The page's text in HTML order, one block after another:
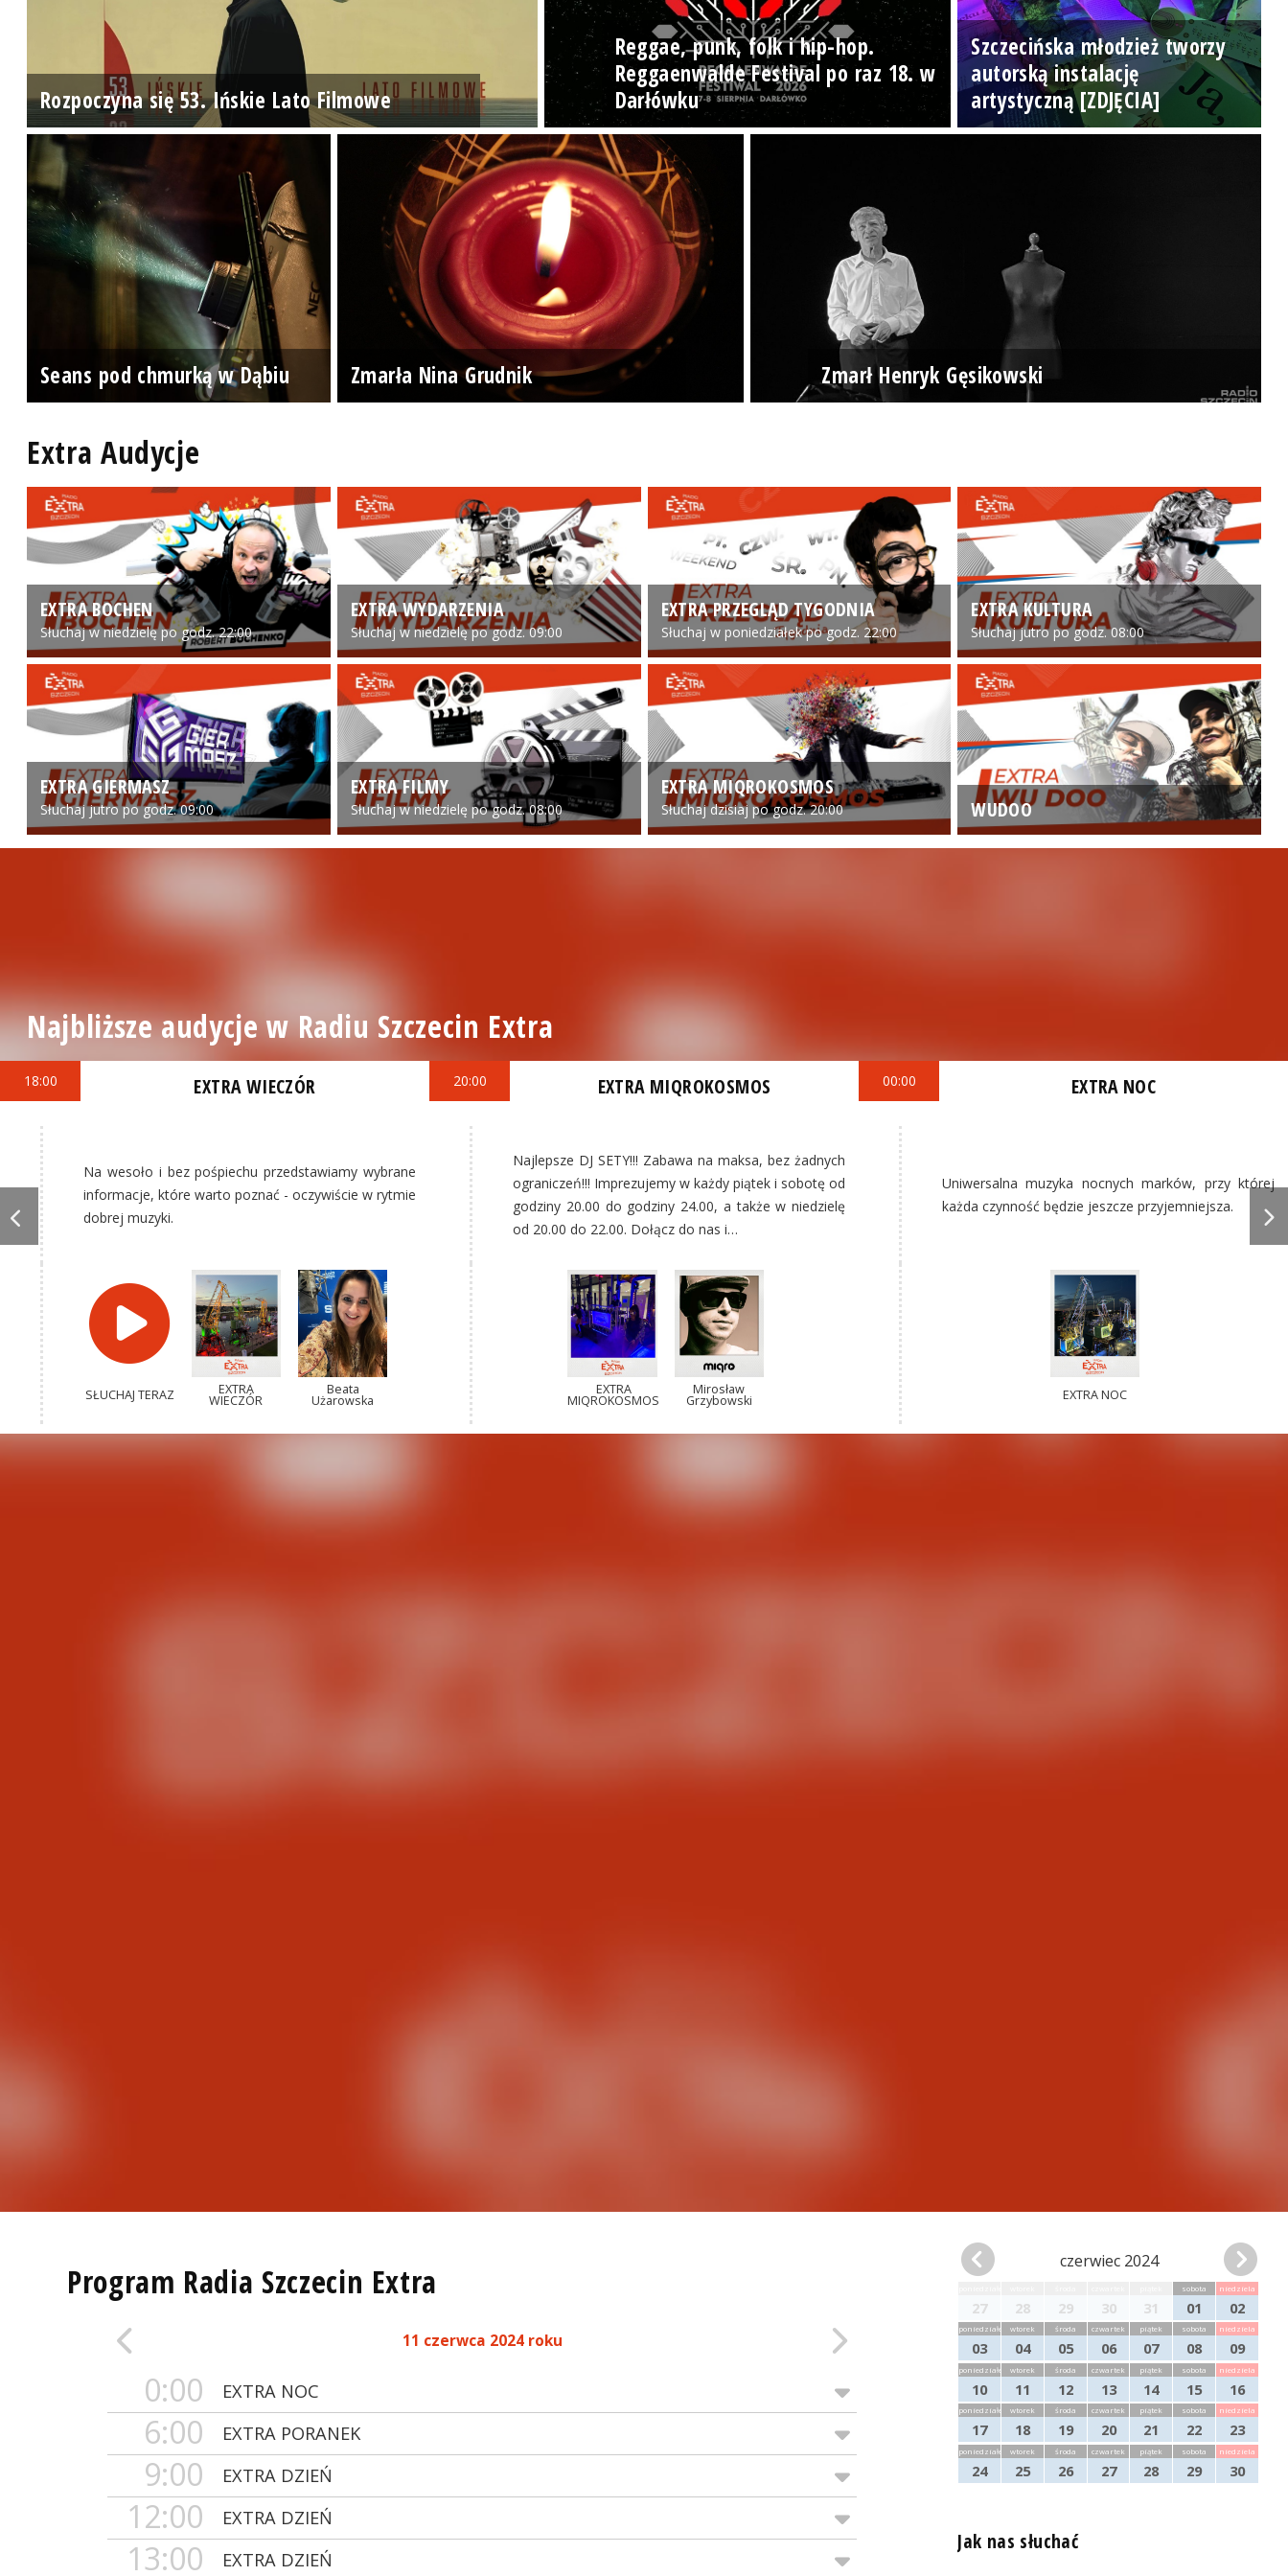
Rozpoczyna się 53. Ińskie Lato Filmowe
Reggae, punk, folk i hip-hop.
Reggaenwalde Festival po raz 18. w
Darłówku
Szczecińska młodzież tworzy
autorską instalację
artystyczną [ZDJĘCIA]
Seans pod chmurką w Dąbiu Zmarła Nina Grudnik Zmarł Henryk Gęsikowski
Extra Audycje
EXTRA BOCHEN
Słuchaj w niedzielę po godz. 22:00
EXTRA WYDARZENIA
Słuchaj w niedzielę po godz. 09:00
EXTRA PRZEGLĄD TYGODNIA
Słuchaj w poniedziałek po godz. 22:00
EXTRA KULTURA
Słuchaj jutro po godz. 08:00
EXTRA GIERMASZ
Słuchaj jutro po godz. 09:00
EXTRA FILMY
Słuchaj w niedzielę po godz. 08:00
EXTRA MIQROKOSMOS
Słuchaj dzisiaj po godz. 20:00 WUDOO
Najbliższe audycje w Radiu Szczecin Extra
18:00 EXTRA WIECZÓR
Na wesoło i bez pośpiechu przedstawiamy wybrane
informacje, które warto poznać - oczywiście w rytmie
dobrej muzyki.
SŁUCHAJ TERAZ EXTRA
WIECZÓR
Beata
Użarowska
20:00 EXTRA MIQROKOSMOS
Najlepsze DJ SETY!!! Zabawa na maksa, bez żadnych
ograniczeń!!! Imprezujemy w każdy piątek i sobotę od
godziny 20.00 do godziny 24.00, a także w niedzielę
od 20.00 do 22.00. Dołącz do nas i…
EXTRA
MIQROKOSMOS
Mirosław
Grzybowski
00:00 EXTRA NOC
Uniwersalna muzyka nocnych marków, przy której
każda czynność będzie jeszcze przyjemniejsza.
EXTRA NOC
Program Radia Szczecin Extra
11 czerwca 2024 roku
0:00 EXTRA NOC
6:00 EXTRA PORANEK
9:00 EXTRA DZIEŃ
12:00 EXTRA DZIEŃ
13:00 EXTRA DZIEŃ
czerwiec 2024
27 28 29 30 31
sobota
01
niedziela
02
poniedziałek
03
wtorek
04
środa
05
czwartek
06
piątek
07
sobota
08
niedziela
09
poniedziałek
10
wtorek
11
środa
12
czwartek
13
piątek
14
sobota
15
niedziela
16
poniedziałek
17
wtorek
18
środa
19
czwartek
20
piątek
21
sobota
22
niedziela
23
poniedziałek
24
wtorek
25
środa
26
czwartek
27
piątek
28
sobota
29
niedziela
30
Jak nas słuchać